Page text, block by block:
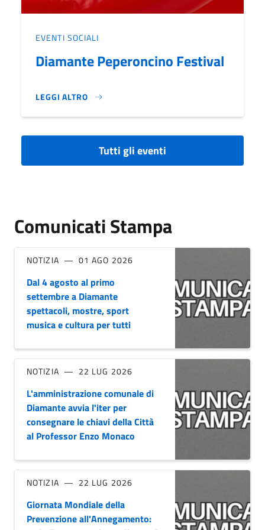
EVENTI SOCIALI
Diamante Peperoncino Festival
LEGGI ALTRO
DIAMANTE PEPERONCINO FESTIVAL}
Tutti gli eventi
Comunicati Stampa
NOTIZIA 01 AGO 2026
Dal 4 agosto al primo
settembre a Diamante
spettacoli, mostre, sport
musica e cultura per tutti
NOTIZIA 22 LUG 2026
L'amministrazione comunale di
Diamante avvia l'iter per
consegnare le chiavi della Città
al Professor Enzo Monaco
NOTIZIA 22 LUG 2026
Giornata Mondiale della
Prevenzione all'Annegamento: